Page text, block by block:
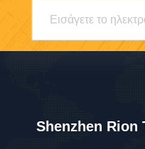
Shenzhen Rion